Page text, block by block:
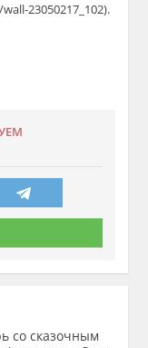
23050217_102).
со сказочным